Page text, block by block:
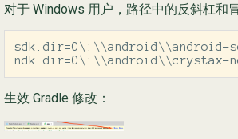
对于 Windows 用户，路径中的反斜杠和
sdk.dir=C\:\\android\\android-
ndk.dir=C\:\\android\\crystax-
生效 Gradle 修改：